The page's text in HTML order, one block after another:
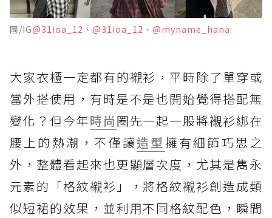
圖/IG@31ioa_12 、 @31ioa_12 、 @myname_hana
大家衣櫃一定都有的襯衫，平時除了單穿或
當外搭使用，有時是不是也開始覺得搭配無
變化？但今年時尚圈先一起一股將襯衫綁在
腰上的熱潮，不僅讓造型擁有細節巧思之
外，整體看起來也更顯層次度，尤其是雋永
元素的「格紋襯衫」，將格紋襯衫創造成類
似短裙的效果，並利用不同格紋配色，瞬間